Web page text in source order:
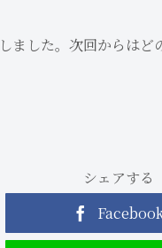
ました。次回からは
シェアする